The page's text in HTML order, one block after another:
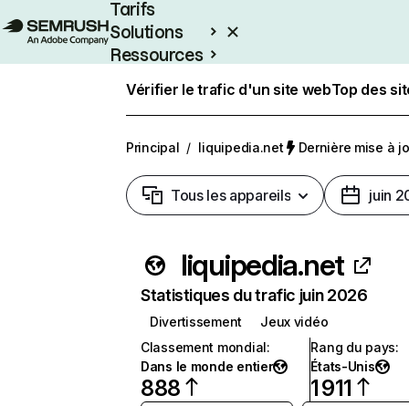
Tarifs
Solutions
Ressources
Vérifier le trafic d'un site webTop des
Principal / liquipedia.net Dernière mise à
Tous les appareils juin
liquipedia.net
Statistiques du trafic juin 2026
Divertissement
Jeux vidéo
Classement mondial:
Dans le monde entier
888
Rang du pays:
États-Unis
1 911